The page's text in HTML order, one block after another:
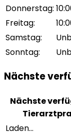
Donnerstag:
Freitag:
Samstag:
Sonntag:
Nächste
Nächste
Laden...